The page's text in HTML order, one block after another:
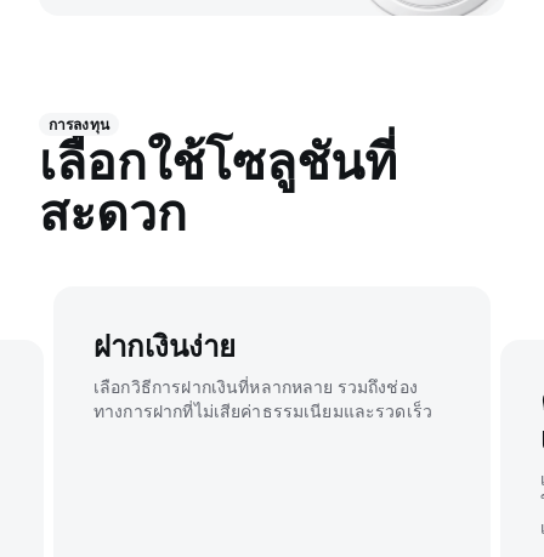
การลงทุน
เลือกใช้โซลูชันที่
สะดวก
ฝากเงินง่าย
เลือกวิธีการฝากเงินที่หลากหลาย รวมถึงช่อง
ทางการฝากที่ไม่เสียค่าธรรมเนียมและรวดเร็ว